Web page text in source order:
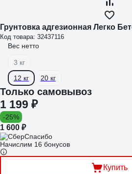
Грунтовка адгезионная Легко
Код товара: 32437116
Вес нетто
3 кг
12 кг
20 кг
Только самовывоз
1 199 ₽
-25%
1 600 ₽
Начислим 16 бонусов
Купить